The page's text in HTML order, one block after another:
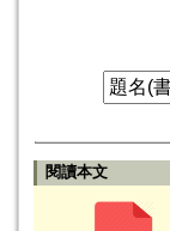
閱讀本文